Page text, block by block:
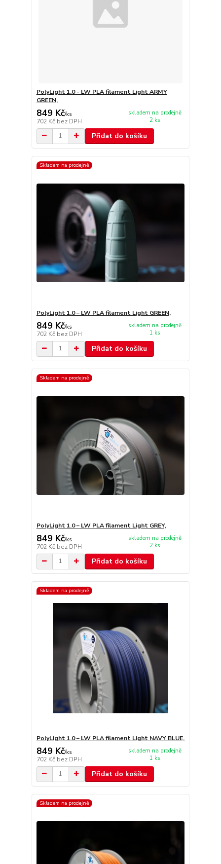
PolyLight 1.0 - LW PLA filament Light ARMY
GREEN,
849 Kč/ks
702 Kč bez DPH
skladem na prodejně
2 ks
Přidat do košíku
Skladem na prodejně
PolyLight 1.0 – LW PLA filament Light GREEN,
849 Kč/ks
702 Kč bez DPH
skladem na prodejně
1 ks
Přidat do košíku
Skladem na prodejně
PolyLight 1.0 – LW PLA filament Light GREY,
849 Kč/ks
702 Kč bez DPH
skladem na prodejně
2 ks
Přidat do košíku
Skladem na prodejně
PolyLight 1.0 – LW PLA filament Light NAVY BLUE,
849 Kč/ks
702 Kč bez DPH
skladem na prodejně
1 ks
Přidat do košíku
Skladem na prodejně